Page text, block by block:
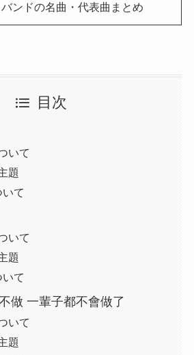
バンドの名曲・代表曲まとめ
目次
いて
題
て
いて
題
て
做 一輩子都不會做了
いて
題